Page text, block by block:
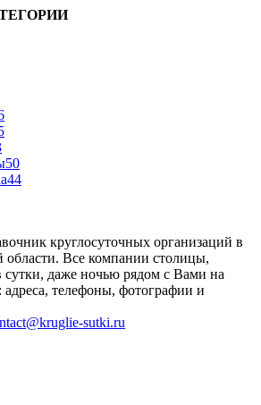
50
44
круглосуточных организаций в
Все компании столицы,
сутки, даже ночью рядом с Вами на
адреса, телефоны, фотографии и
sutki.ru